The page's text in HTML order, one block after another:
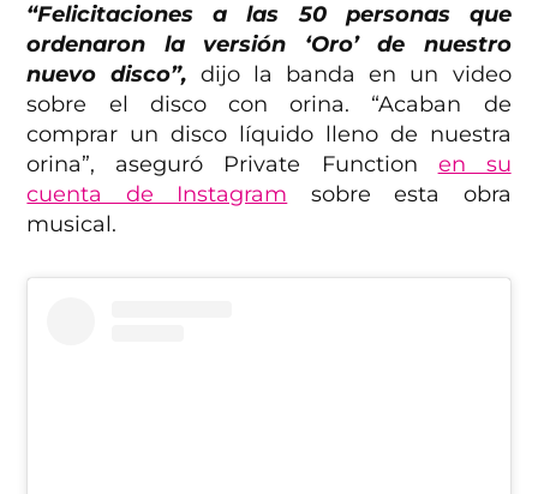
“Felicitaciones a las 50 personas que
ordenaron la versión ‘Oro’ de nuestro
nuevo disco”, dijo la banda en un video
sobre el disco con orina. “Acaban de
comprar un disco líquido lleno de nuestra
orina”, aseguró Private Function en su
cuenta de Instagram sobre esta obra
musical.